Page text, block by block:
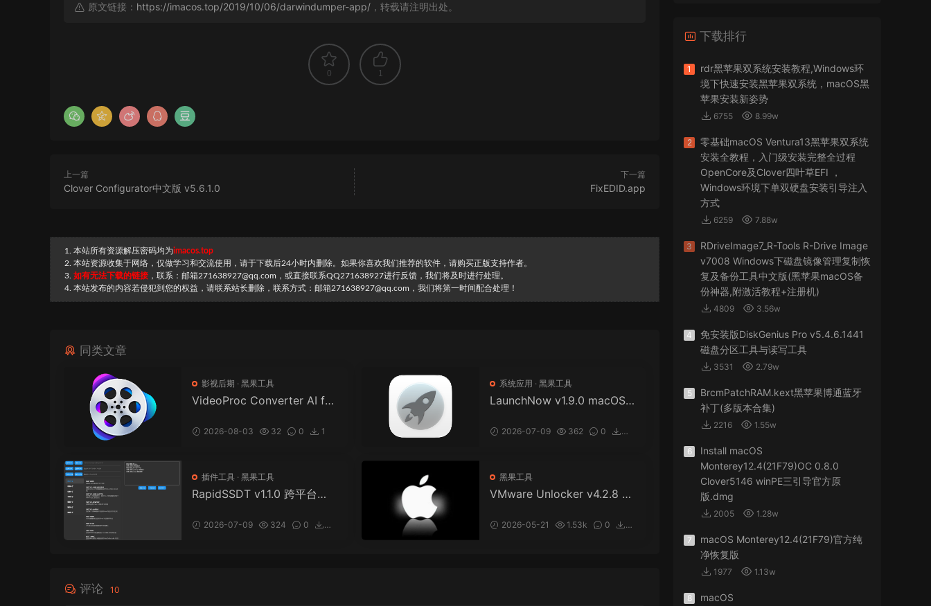
原文链接： https://imacos.top/2019/10/06/darwindumper-app/ ，转载请注明出处。
0 1
上一篇
Clover Configurator中文版 v5.6.1.0
下一篇
FixEDID.app
1. 本站所有资源解压密码均为imacos.top
2. 本站资源收集于网络，仅做学习和交流使用，请于下载后24小时内删除。如果你喜欢我们推荐的软件，请购买正版支持作者。
3. 如有无法下载的链接 ，联系：邮箱271638927@qq.com，或直接联系QQ271638927进行反馈，我们将及时进行处理。
4. 本站发布的内容若侵犯到您的权益，请联系站长删除，联系方式：邮箱271638927@qq.com，我们将第一时间配合处理！
同类文章
影视后期 · 黑果工具
VideoProc Converter AI for
款功能强大的多媒体处理软件
2026-08-03 32 0 1
系统应用 · 黑果工具
LaunchNow v1.9.0 macOS T
单易用。
2026-07-09 362
0
插件工具 · 黑果工具
RapidSSDT v1.1.0 跨平台
x）ACPI工具，简化Hackinto
2026-07-09 324
0
黑果工具
VMware Unlocker v4.2.8 适
ware虚拟机macOS 解锁工具
2026-05-21 1.53k
0
评论 10
怎么安装？
来源： PDFify for Mac v5.0 专业的PDF处理软件
imacos.top • 2026-07-19
来源： Adobe Photoshop 2026 for Mac v27.8.0
专业的图片处理软件
下载排行
1
rdr黑苹果双系统安装教程,Windows环
境下快速安装黑苹果双系统，macOS黑
苹果安装新姿势
6755 8.99w
2
零基础macOS Ventura13黑苹果双系统
安装全教程，入门级安装完整全过程
OpenCore及Clover四叶草EFI ，
Windows环境下单双硬盘安装引导注入
方式
6259 7.88w
3
RDriveImage7_R-Tools R-Drive Image
v7008 Windows下磁盘镜像管理复制恢
复及备份工具中文版(黑苹果macOS备
份神器,附激活教程+注册机)
4809 3.56w
4
免安装版DiskGenius Pro v5.4.6.1441
磁盘分区工具与读写工具
3531 2.79w
5
BrcmPatchRAM.kext黑苹果博通蓝牙
补丁(多版本合集)
2216 1.55w
6
Install macOS
Monterey12.4(21F79)OC 0.8.0
Clover5146 winPE三引导官方原
版.dmg
2005 1.28w
7
macOS Monterey12.4(21F79)官方纯
净恢复版
1977 1.13w
8
macOS